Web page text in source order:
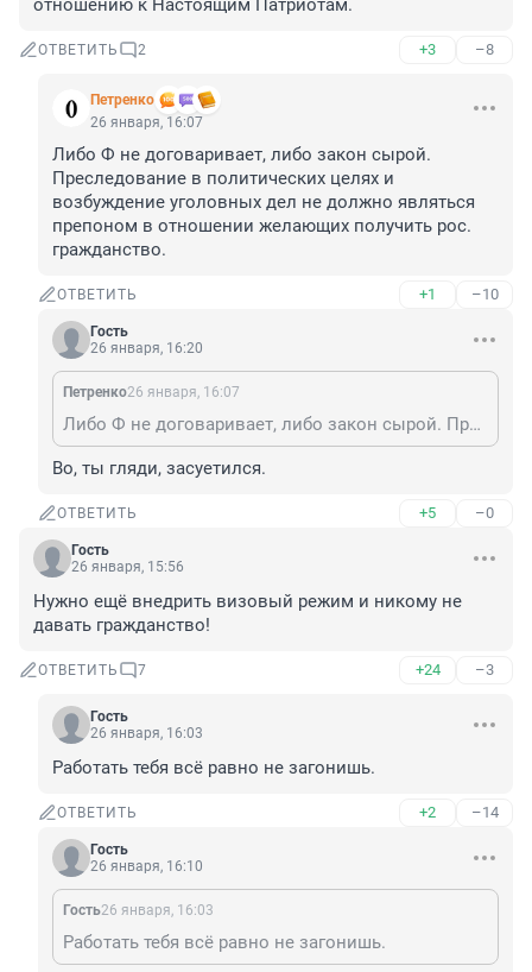
отношению к Настоящим Патриотам.
ОТВЕТИТЬ 2 +3 –8
Петренко
26 января, 16:07
Либо Ф не договаривает, либо закон сырой.
Преследование в политических целях и
возбуждение уголовных дел не должно являться
препоном в отношении желающих получить рос.
гражданство.
ОТВЕТИТЬ +1 –10
Гость
26 января, 16:20
Петренко26 января, 16:07
Либо Ф не договаривает, либо закон сырой. Преследование в политических целях и возбуждение уголовных дел не должно являться препоном в отношении желающих получить рос. гражданство.
Во, ты гляди, засуетился.
ОТВЕТИТЬ +5 –0
Гость
26 января, 15:56
Нужно ещё внедрить визовый режим и никому не
давать гражданство!
ОТВЕТИТЬ 7 +24 –3
Гость
26 января, 16:03
Работать тебя всё равно не загонишь.
ОТВЕТИТЬ +2 –14
Гость
26 января, 16:10
Гость26 января, 16:03
Работать тебя всё равно не загонишь.